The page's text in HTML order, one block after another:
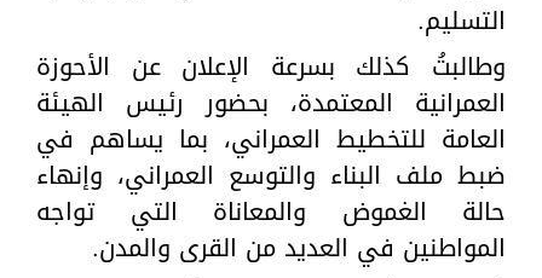
التسليم.
وطالبتُ كذلك بسرعة الإعلان عن الأحوزة
العمرانية المعتمدة، بحضور رئيس الهيئة
العامة للتخطيط العمراني، بما يساهم في
ضبط ملف البناء والتوسع العمراني، وإنهاء
حالة الغموض والمعاناة التي تواجه
المواطنين في العديد من القرى والمدن.